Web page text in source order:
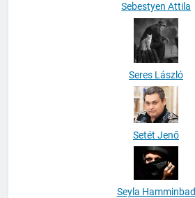
Sebestyen Attila
Seres László
Setét Jenő
Seyla Hamminbad